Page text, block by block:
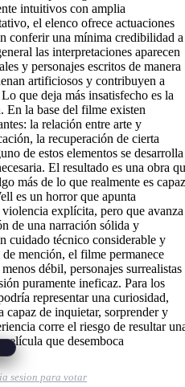
intuitivos con amplia
el elenco ofrece actuaciones
conferir una mínima credibilidad a
las interpretaciones aparecen
y personajes escritos de manera
artificiosos y contribuyen a
que deja más insatisfecho es la
En la base del filme existen
la relación entre arte y
la recuperación de cierta
de estos elementos se desarrolla
El resultado es una obra
más de lo que realmente es capaz
es un horror que apunta
explícita, pero que avanza
de una narración sólida y
cuidado técnico considerable y
mención, el filme permanece
débil, personajes surrealistas
puramente ineficaz. Para los
representar una curiosidad,
capaz de inquietar, sorprender y
corre el riesgo de resultar
que desemboca
sesion para votar